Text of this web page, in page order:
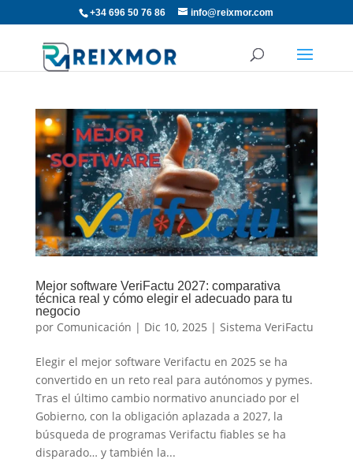
+34 696 50 76 86 info@reixmor.com
Mejor software VeriFactu 2027: comparativa
técnica real y cómo elegir el adecuado para tu
negocio
por Comunicación | Dic 10, 2025 | Sistema VeriFactu
Elegir el mejor software Verifactu en 2025 se ha
convertido en un reto real para autónomos y pymes.
Tras el último cambio normativo anunciado por el
Gobierno, con la obligación aplazada a 2027, la
búsqueda de programas Verifactu fiables se ha
disparado… y también la...